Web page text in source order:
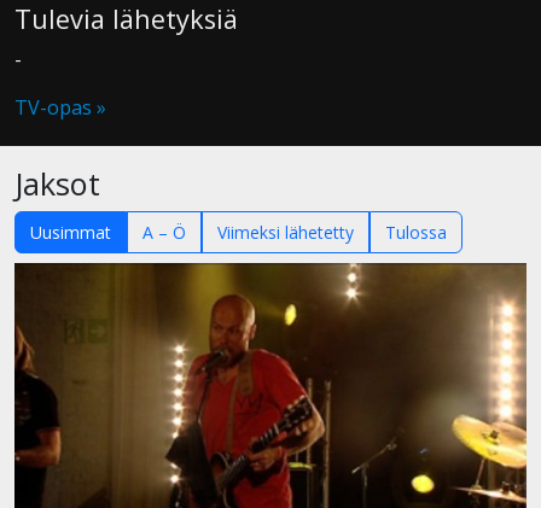
Tulevia lähetyksiä
-
TV-opas »
Jaksot
Uusimmat A – Ö Viimeksi lähetetty Tulossa